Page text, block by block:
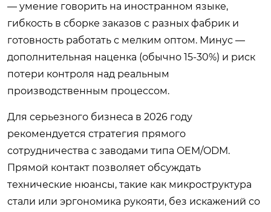
— умение говорить на иностранном языке,
гибкость в сборке заказов с разных фабрик и
готовность работать с мелким оптом. Минус —
дополнительная наценка (обычно 15-30%) и риск
потери контроля над реальным
производственным процессом.
Для серьезного бизнеса в 2026 году
рекомендуется стратегия прямого
сотрудничества с заводами типа OEM/ODM.
Прямой контакт позволяет обсуждать
технические нюансы, такие как микроструктура
стали или эргономика рукояти, без искажений со